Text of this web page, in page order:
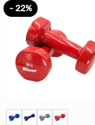
tiene
múltiples
variantes.
opciones
pueden
la
página
- 22%